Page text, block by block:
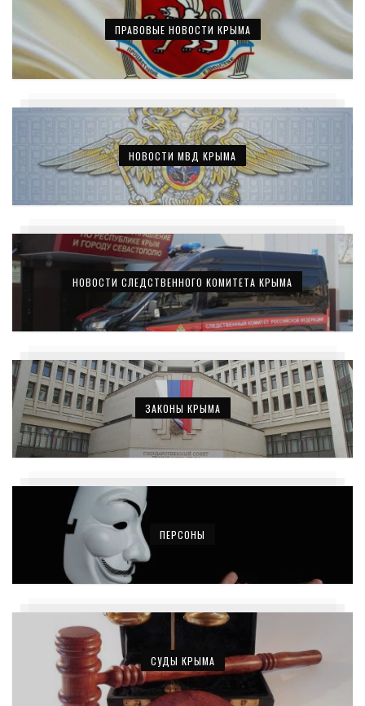
ПРАВОВЫЕ НОВОСТИ КРЫМА
НОВОСТИ МВД КРЫМА
НОВОСТИ СЛЕДСТВЕННОГО КОМИТЕТА КРЫМА
ЗАКОНЫ КРЫМА
ПЕРСОНЫ
СУДЫ КРЫМА